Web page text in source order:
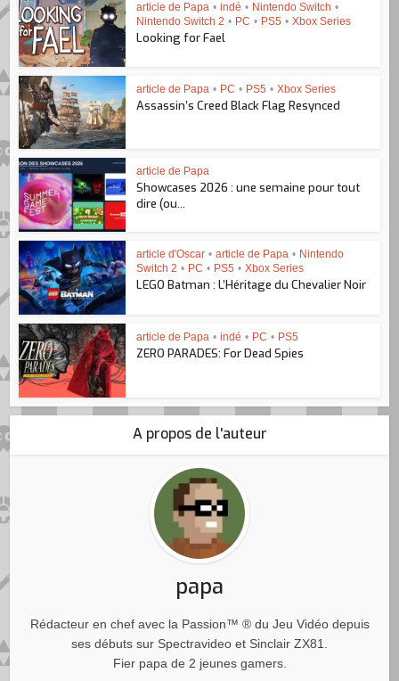
article de Papa • indé • Nintendo Switch •
Nintendo Switch 2 • PC • PS5 • Xbox Series
Looking for Fael
article de Papa • PC • PS5 • Xbox Series
Assassin’s Creed Black Flag Resynced
article de Papa
Showcases 2026 : une semaine pour tout
dire (ou...
article d'Oscar • article de Papa • Nintendo
Switch 2 • PC • PS5 • Xbox Series
LEGO Batman : L’Héritage du Chevalier Noir
article de Papa • indé • PC • PS5
ZERO PARADES: For Dead Spies
A propos de l'auteur
papa
Rédacteur en chef avec la Passion™ ® du Jeu Vidéo depuis
ses débuts sur Spectravideo et Sinclair ZX81.
Fier papa de 2 jeunes gamers.